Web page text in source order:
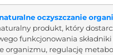
oczyszczanie
produkt, który
funkcjonowania
organizmu, regulację